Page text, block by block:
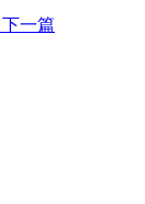
下一篇